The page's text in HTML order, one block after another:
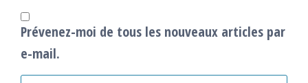
Prévenez-moi de tous les nouveaux articles par
e-mail.